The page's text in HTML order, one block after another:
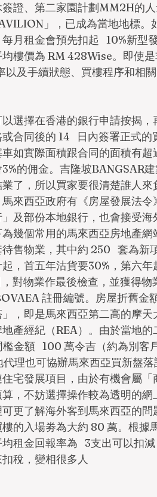
證、第二家園計劃MM2H的
」，已成為當地地標。
月租金會預先扣起   10%新型
樓價為 RM 428Wise。即使是
及手續狀態、買樓程序和相
選擇在香港的銀行申請按揭
合同後的 14   日內簽署正式
如實際面積跟合同的面積有
的佣金。吉隆坡BANGSAR
了，所以買家要很清楚誰人
來西亞政府有《房屋發展法
及部份本地銀行，也會接受
幾個常用的馬來西亞房地產
售物業，其中約 250   套為新
，首五年沽貨要30%，第六
對物業作最後檢查，並獲得
註冊編號。房屋折舊金
，即是馬來西亞第二高的摩
產經紀（REA）。由於當地
金額   100 萬令吉（約為別客
理也可協辦馬來西亞買新盤落
宅發展項目，由於有機會屬
，不妨選擇操作較為透明的
更了解海外客到馬來西亞的
的入場劵為大約 80 萬。根據
租金回報率為   3支出可以扣減
稅，變相很多人